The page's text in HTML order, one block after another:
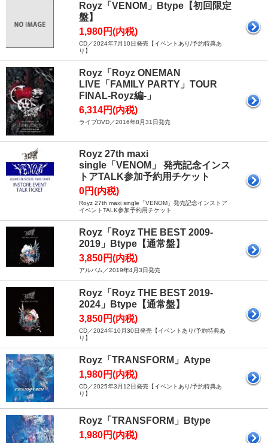
Royz「VENOM」Btype【初回限定
盤】
1,980円(内税)
CD／2024年7月10日発売【イベントあり/予約特典あ
り】
Royz「Royz ONEMAN
LIVE「FAMILY PARTY」TOUR
FINAL-Royz編-」
6,314円(内税)
ライブDVD／2016年8月31日発売
Royz 27th maxi
single「VENOM」 発売記念インス
トアTALK参加予約用チケット
0円(内税)
Royz 27th maxi single「VENOM」発売記念インストア
イベントTALK参加予約用チケット
Royz「Royz THE BEST 2009-
2019」Btype【通常盤】
3,850円(内税)
アルバム／2019年4月3日発売
Royz「Royz THE BEST 2019-
2024」Btype【通常盤】
3,850円(内税)
CD／2024年10月30日発売【イベントあり/予約特典あ
り】
Royz「TRANSFORM」Atype
1,980円(内税)
CD／2025年3月12日発売【イベントあり/予約特典あ
り】
Royz「TRANSFORM」Btype
1,980円(内税)